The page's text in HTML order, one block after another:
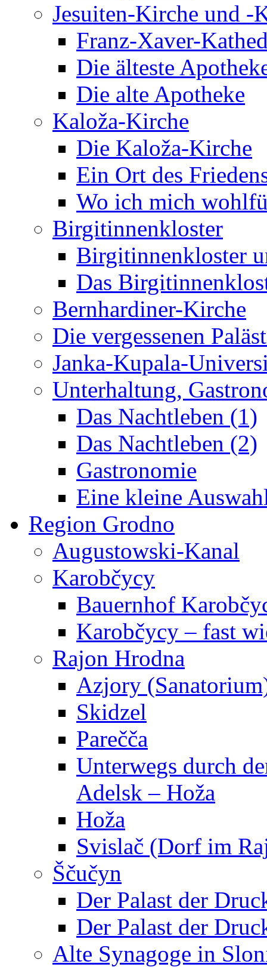
Jesuiten-Kirche und -
Franz-Xaver-
Die älteste
Die alte Apotheke
Kaloža-Kirche
Die Kaloža-Kirche
Ein Ort des
Wo ich mich
Birgitinnenkloster
Birgitinnenkloster
Das
Bernhardiner-Kirche
Die vergessenen
Janka-Kupala-
Unterhaltung,
Das Nachtleben (1)
Das Nachtleben (2)
Gastronomie
Eine kleine
Region Grodno
Augustowski-Kanal
Karobčycy
Bauernhof
Karobčycy – fast
Rajon Hrodna
Azjory
Skidzel
Parečča
Unterwegs durch
Adelsk – Hoža
Hoža
Svislač (Dorf im
Ščučyn
Der Palast der
Der Palast der
Alte Synagoge in